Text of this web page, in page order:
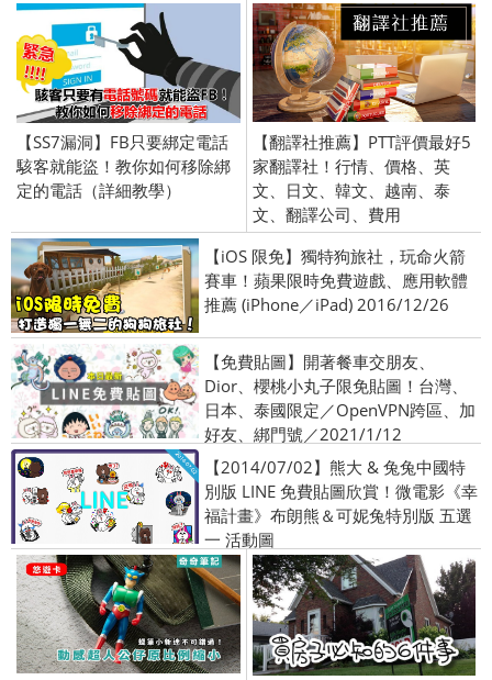
【SS7漏洞】FB只要綁定電話
駭客就能盜！教你如何移除綁
定的電話（詳細教學）
【翻譯社推薦】PTT評價最好5
家翻譯社！行情、價格、英
文、日文、韓文、越南、泰
文、翻譯公司、費用
【iOS 限免】獨特狗旅社，玩命火箭
賽車！蘋果限時免費遊戲、應用軟體
推薦 (iPhone／iPad) 2016/12/26
【免費貼圖】開著餐車交朋友​​​​​​​、
Dior、櫻桃小丸子限免貼圖！台灣、
日本、泰國限定／OpenVPN跨區、加
好友、綁門號／2021/1/12
【2014/07/02】熊大 & 兔兔中國特
別版 LINE 免費貼圖欣賞！微電影《幸
福計畫》布朗熊＆可妮兔特別版 五選
一 活動圖